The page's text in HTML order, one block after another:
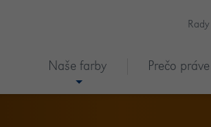
Naše farby Prečo